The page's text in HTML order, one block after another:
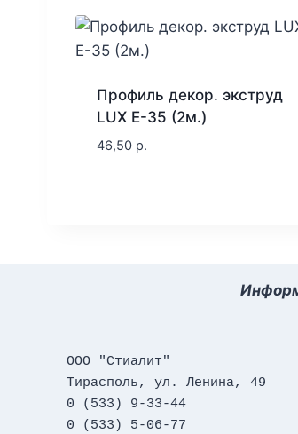
Профиль декор. экструд
LUX E-35 (2м.)
46,50 р.
ООО "Стиалит"
Тирасполь, ул. Ленина, 49
0 (533) 9-33-44
0 (533) 5-06-77